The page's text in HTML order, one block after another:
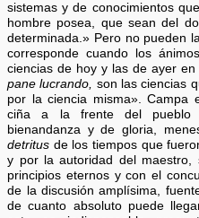
sistemas y de conocimientos
hombre posea, que sean del
determinada.» Pero no pueden
corresponde cuando los
ciencias de hoy y las de ayer
pane lucrando, son las ciencias
por la ciencia misma». Campa
ciña a la frente del pueblo
bienandanza y de gloria,
detritus de los tiempos que
y por la autoridad del
principios eternos y con el
de la discusión amplísima,
de cuanto absoluto puede